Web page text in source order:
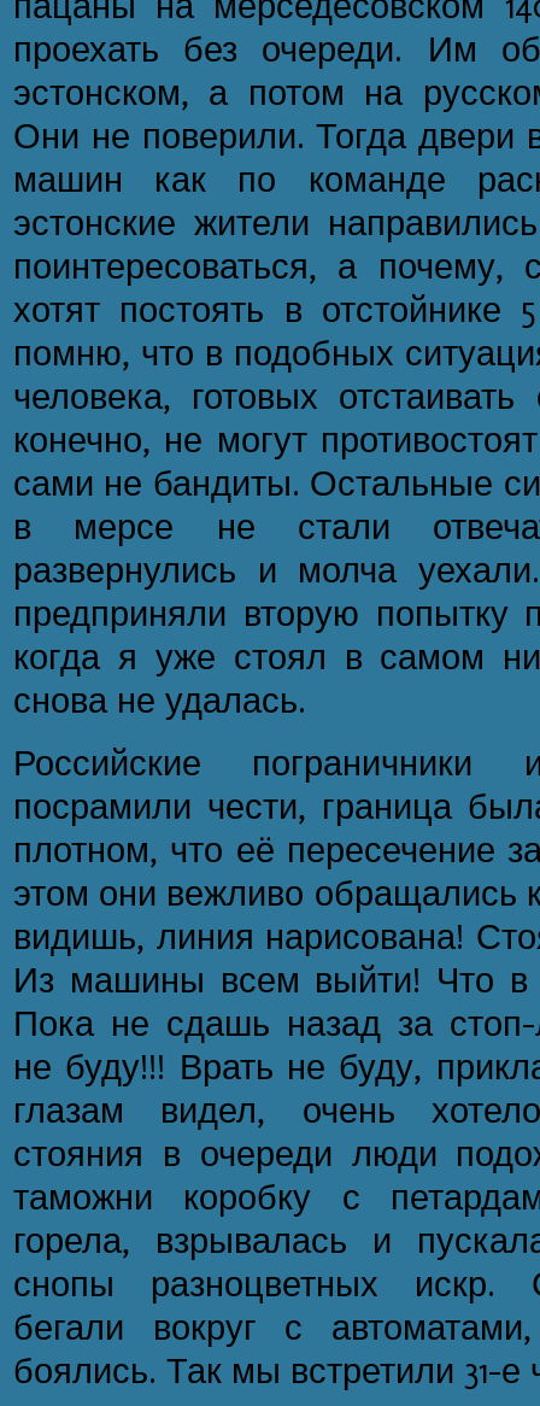
проехать без очереди. Им
эстонском, а потом на
Они не поверили. Тогда двери
машин как по команде
эстонские жители
поинтересоваться, а почему,
хотят постоять в отстойнике
помню, что в подобных
человека, готовых
конечно, не могут
сами не бандиты. Остальные
в мерсе не стали
развернулись и молча
предприняли вторую попытку
когда я уже стоял в самом
снова не удалась.
Российские
посрамили чести, граница
плотном, что её пересечение
этом они вежливо обращались
видишь, линия нарисована!
Из машины всем выйти! Что в
Пока не сдашь назад за стоп-
не буду!!! Врать не буду,
глазам видел, очень
стояния в очереди люди
таможни коробку с
горела, взрывалась и
снопы разноцветных искр.
бегали вокруг с
боялись. Так мы встретили 31-е